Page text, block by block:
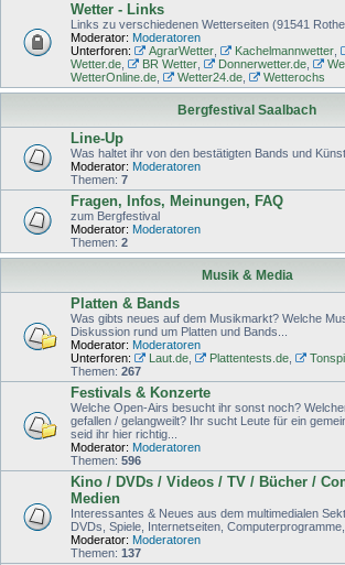
Wetter - Links
Links zu verschiedenen Wetterseiten (91541
Moderator: Moderatoren
Unterforen:
AgrarWetter, Kachelmannwetter,
Wetter.de
BR Wetter, Donnerwetter.de,
WetterOnline.de
Wetter24.de, Wetterochs
Bergfestival Saalbach
Line-Up
Was haltet ihr von den bestätigten Bands und
Moderator: Moderatoren
Themen: 7
Fragen, Infos, Meinungen, FAQ
zum Bergfestival
Moderator: Moderatoren
Themen: 2
Musik & Media
Platten & Bands
Was gibts neues auf dem Musikmarkt? Welche
Diskussion rund um Platten und Bands...
Moderator: Moderatoren
Unterforen:
Laut.de, Plattentests.de,
Themen: 267
Festivals & Konzerte
Welche Open-Airs besucht ihr sonst noch?
gefallen / gelangweilt? Ihr sucht Leute für ein
seid ihr hier richtig...
Moderator: Moderatoren
Themen: 596
Kino / DVDs / Videos / TV / Bücher /
Medien
Interessantes & Neues aus dem multimedialen
DVDs, Spiele, Internetseiten, Computerprogramme,
Moderator: Moderatoren
Themen: 137